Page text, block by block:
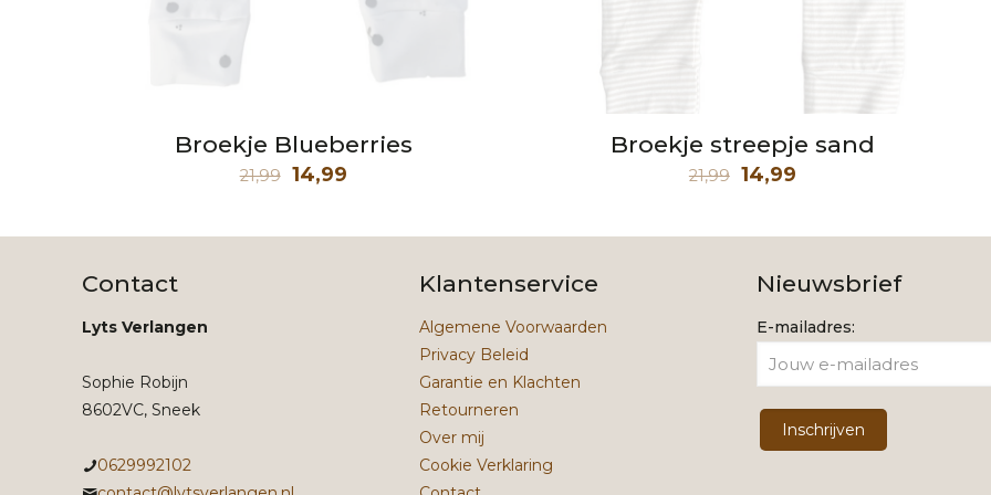
Broekje Blueberries
21,99 Oorspronkelijke
14,99Huidige
Broekje streepje sand
21,99 Oorspronkelijke
14,99Huidige
Contact
Lyts Verlangen
Sophie Robijn
8602VC, Sneek
0629992102
Klantenservice
Algemene Voorwaarden
Privacy Beleid
Garantie en Klachten
Retourneren
Over mij
Cookie Verklaring
Nieuwsbrief
E-mailadres: